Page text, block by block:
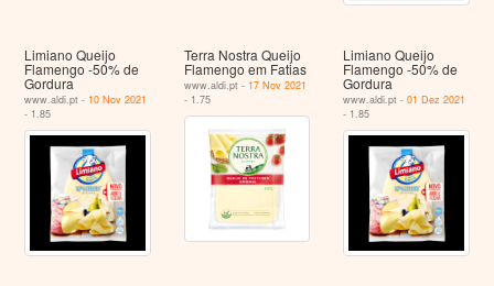
Limiano Queijo
Flamengo -50% de
Gordura
www.aldi.pt - 10 Nov 2021
- 1.85
Terra Nostra Queijo
Flamengo em Fatias
www.aldi.pt - 17 Nov 2021
- 1.75
Limiano Queijo
Flamengo -50% de
Gordura
www.aldi.pt -01 Dez 2021
- 1.85